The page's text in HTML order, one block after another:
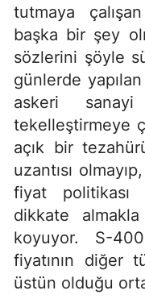
tutmaya
başka bir şey
sözlerini şöyle
günlerde
askeri sanayi
tekelleştirmeye
açık bir
uzantısı
fiyat
dikkate
koyuyor. S-
fiyatının diğer
üstün olduğu